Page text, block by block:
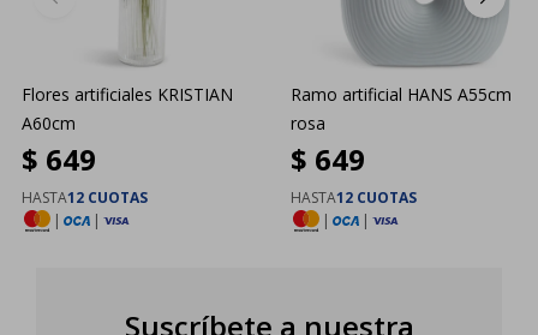
Flores artificiales KRISTIAN
A60cm
$ 649
HASTA12 CUOTAS
|
|
Ramo artificial HANS A55cm
rosa
$ 649
HASTA12 CUOTAS
|
|
Suscríbete a nuestra